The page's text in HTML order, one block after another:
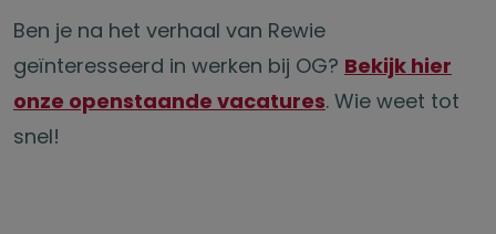
Ben je na het verhaal van Rewie
geïnteresseerd in werken bij OG? Bekijk hier
onze openstaande vacatures. Wie weet tot
snel!